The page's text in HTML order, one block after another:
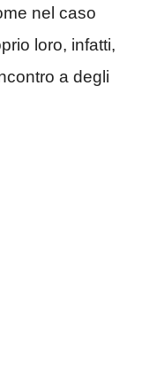
nel caso
loro, infatti,
a degli